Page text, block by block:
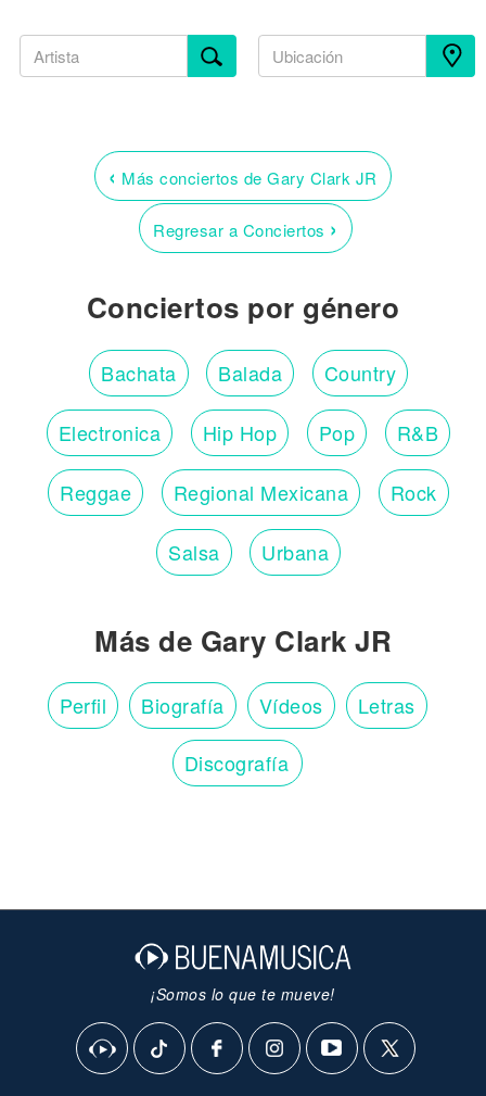
‹ Más conciertos de Gary Clark JR
Regresar a Conciertos ›
Conciertos por género
Bachata Balada Country
Electronica Hip Hop Pop R&B
Reggae Regional Mexicana Rock
Salsa Urbana
Más de Gary Clark JR
Perfil Biografía Vídeos Letras
Discografía
¡Somos lo que te mueve!